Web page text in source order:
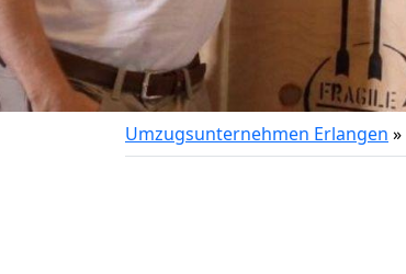
Umzugsunternehmen Erlangen »